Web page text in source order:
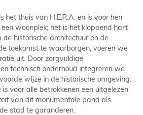
het thuis van H.E.R.A. en is voor hen
woonplek; het is het kloppend hart
historische architectuur en de
toekomst te waarborgen, voeren we
uit. Door zorgvuldige
technisch onderhoud integreren we
wijze in de historische omgeving.
voor alle betrokkenen een uitgelezen
van dit monumentale pand als
stad te garanderen.